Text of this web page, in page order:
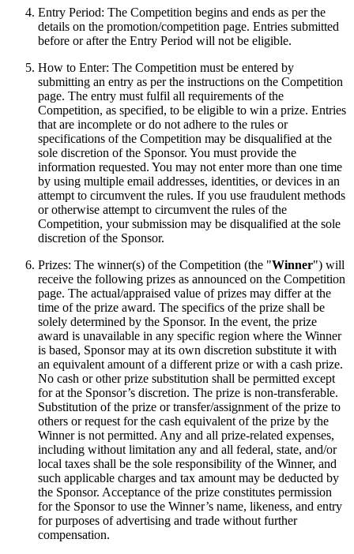
Entry Period: The Competition begins and ends as per the
details on the promotion/competition page. Entries submitted
before or after the Entry Period will not be eligible.
How to Enter: The Competition must be entered by
submitting an entry as per the instructions on the Competition
page. The entry must fulfil all requirements of the
Competition, as specified, to be eligible to win a prize. Entries
that are incomplete or do not adhere to the rules or
specifications of the Competition may be disqualified at the
sole discretion of the Sponsor. You must provide the
information requested. You may not enter more than one time
by using multiple email addresses, identities, or devices in an
attempt to circumvent the rules. If you use fraudulent methods
or otherwise attempt to circumvent the rules of the
Competition, your submission may be disqualified at the sole
discretion of the Sponsor.
Prizes: The winner(s) of the Competition (the "Winner") will
receive the following prizes as announced on the Competition
page. The actual/appraised value of prizes may differ at the
time of the prize award. The specifics of the prize shall be
solely determined by the Sponsor. In the event, the prize
award is unavailable in any specific region where the Winner
is based, Sponsor may at its own discretion substitute it with
an equivalent amount of a different prize or with a cash prize.
No cash or other prize substitution shall be permitted except
for at the Sponsor’s discretion. The prize is non-transferable.
Substitution of the prize or transfer/assignment of the prize to
others or request for the cash equivalent of the prize by the
Winner is not permitted. Any and all prize-related expenses,
including without limitation any and all federal, state, and/or
local taxes shall be the sole responsibility of the Winner, and
such applicable charges and tax amount may be deducted by
the Sponsor. Acceptance of the prize constitutes permission
for the Sponsor to use the Winner’s name, likeness, and entry
for purposes of advertising and trade without further
compensation.